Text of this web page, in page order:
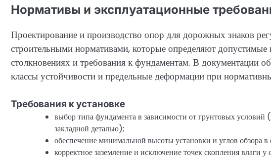
Нормативы и эксплуатационные
Проектирование и производство опор для дорожных знаков
строительными нормативами, которые определяют допустимые
столкновениях и требования к фундаментам. В документации
классы устойчивости и предельные деформации при
Требования к установке
выбор типа фундамента в зависимости от грунтовых
закладной деталью);
обеспечение минимальной высоты установки и углов обзора
корректное заземление и исключение точек скопления влаги